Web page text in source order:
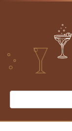
Перейти
Поиск: